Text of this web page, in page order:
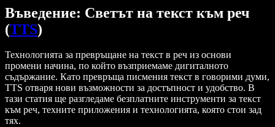
Въведение: Светът на текст към реч
(TTS)
Технологията за превръщане на текст в реч из основи
промени начина, по който възприемаме дигиталното
съдържание. Като превръща писмения текст в говорими думи,
TTS отваря нови възможности за достъпност и удобство. В
тази статия ще разгледаме безплатните инструменти за текст
към реч, техните приложения и технологията, която стои зад
тях.